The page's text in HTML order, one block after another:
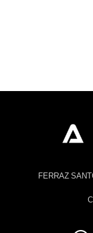
FERRAZ